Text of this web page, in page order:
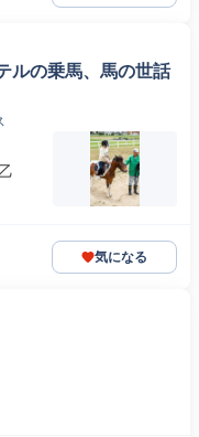
ルの乗馬、馬の世話
気になる